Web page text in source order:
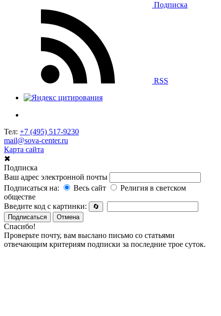
Подписка
RSS
Тел: +7 (495) 517-9230
mail@sova-center.ru
Карта сайта
✖
Подписка
Ваш адрес электронной почты
Подписаться на:
Весь сайт
Религия в светском
обществе
Введите код с картинки:
🔄
Подписаться
Отмена
Спасибо!
Проверьте почту, вам выслано письмо со статьями
отвечающим критериям подписки за последние трое суток.